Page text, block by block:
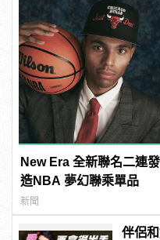
New Era 全新聯名二連
造NBA 夢幻聯乘單品
新聞
伴侶